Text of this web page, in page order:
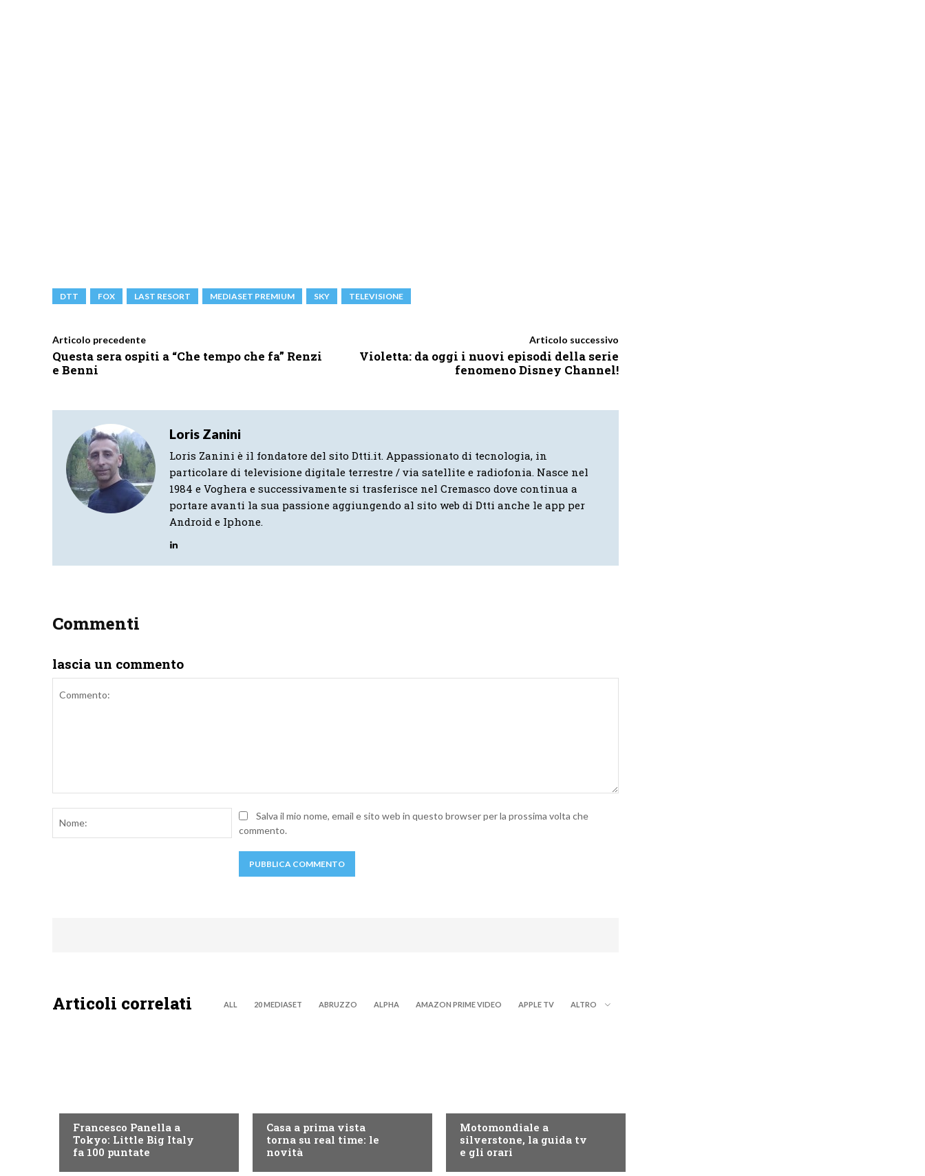
DTT FOX LAST RESORT MEDIASET PREMIUM SKY TELEVISIONE
Articolo precedente
Questa sera ospiti a “Che tempo che fa” Renzi
e Benni
Articolo successivo
Violetta: da oggi i nuovi episodi della serie
fenomeno Disney Channel!
Loris Zanini
Loris Zanini è il fondatore del sito Dtti.it. Appassionato di tecnologia, in
particolare di televisione digitale terrestre / via satellite e radiofonia. Nasce nel
1984 e Voghera e successivamente si trasferisce nel Cremasco dove continua a
portare avanti la sua passione aggiungendo al sito web di Dtti anche le app per
Android e Iphone.
Commenti
lascia un commento
Nome:Salva il mio nome, email e sito web in questo browser per la prossima volta che
commento.
Articoli correlati ALL 20 MEDIASET ABRUZZO ALPHA AMAZON PRIME VIDEO APPLE TV ALTRO
Francesco Panella a
Tokyo: Little Big Italy
fa 100 puntate
Casa a prima vista
torna su real time: le
novità
Motomondiale a
silverstone, la guida tv
e gli orari